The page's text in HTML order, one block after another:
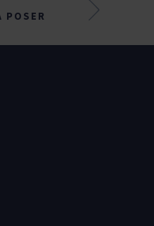
POSER